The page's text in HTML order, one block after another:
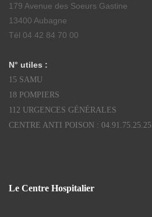
179 Avenue des Soeurs Gastine
13400 Aubagne
Tél 04 42 84 70 00
N° utiles :
15 SAMU
18 POMPIERS
112 URGENCES GÉNÉRALES
CENTRE ANTI POISON : 04.91.75.25.25
Le Centre Hospitalier